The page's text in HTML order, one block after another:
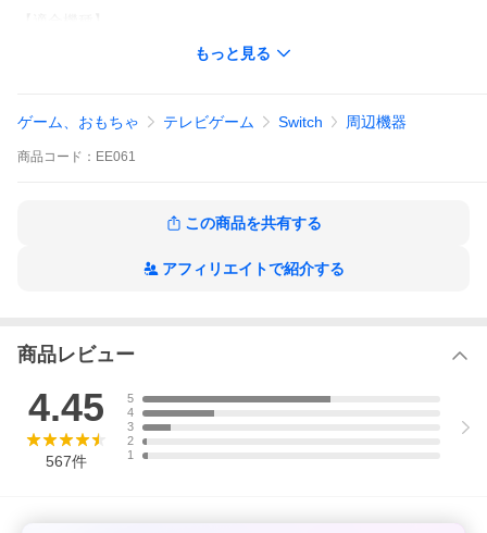
ゲームカード収納ポケットx10
●Aタイプ：レッド/ブルー/ピンク/ブラック (取っ手タイプ)
ゲームカード収納ポケットx8
ライト キャリーケース 新型 有機EL 対応
もっと見る
ゲーム、おもちゃ テレビゲーム Switch 周辺機器
商品 コード： EE061
この商品を共有する
アフィリエイトで紹介する
商品レビュー
4.45
567件
5
4
3
2
1